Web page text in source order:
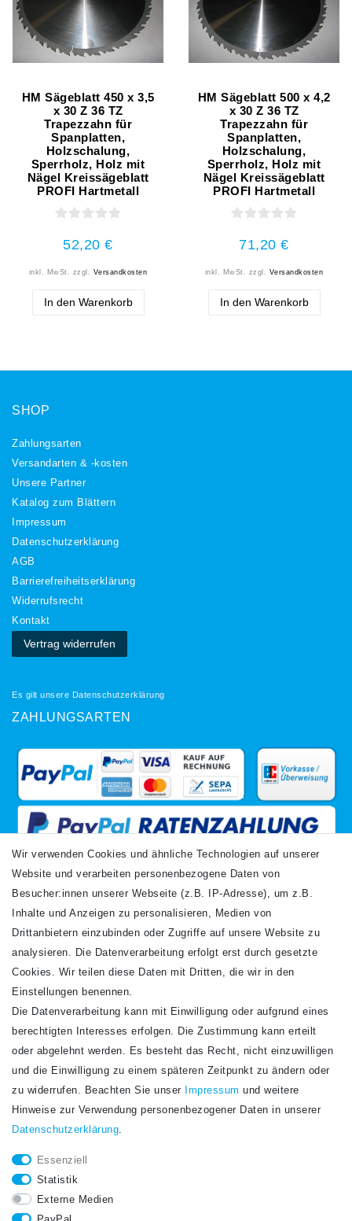
HM Sägeblatt 450 x 3,5
x 30 Z 36 TZ
Trapezzahn für
Spanplatten,
Holzschalung,
Sperrholz, Holz mit
Nägel Kreissägeblatt
PROFI Hartmetall
52,20 €
inkl. MwSt. zzgl. Versandkosten
In den Warenkorb
HM Sägeblatt 500 x 4,2
x 30 Z 36 TZ
Trapezzahn für
Spanplatten,
Holzschalung,
Sperrholz, Holz mit
Nägel Kreissägeblatt
PROFI Hartmetall
71,20 €
inkl. MwSt. zzgl. Versandkosten
In den Warenkorb
SHOP
Zahlungsarten
Versandarten & -kosten
Unsere Partner
Katalog zum Blättern
Impressum
Daten­schutz­erklärung
AGB
Barrierefreiheitserklärung
Widerrufs­recht
Kontakt
Vertrag widerrufen
Es gilt unsere Datenschutzerklärung
ZAHLUNGSARTEN
VERSANDARTEN
Newsletter
Honig
Hiermit bestätige ich, dass ich dieDaten­schutz­erklärunggelesen habe. Meine
STAY CONNECTED.
Wir verwenden Cookies und ähnliche Technologien auf unserer
Website und verarbeiten personenbezogene Daten von
Besucher:innen unserer Webseite (z.B. IP-Adresse), um z.B.
Inhalte und Anzeigen zu personalisieren, Medien von
Drittanbietern einzubinden oder Zugriffe auf unsere Website zu
analysieren. Die Datenverarbeitung erfolgt erst durch gesetzte
Cookies. Wir teilen diese Daten mit Dritten, die wir in den
Einstellungen benennen.
Die Datenverarbeitung kann mit Einwilligung oder aufgrund eines
berechtigten Interesses erfolgen. Die Zustimmung kann erteilt
oder abgelehnt werden. Es besteht das Recht, nicht einzuwilligen
und die Einwilligung zu einem späteren Zeitpunkt zu ändern oder
zu widerrufen. Beachten Sie unser
Impressum und weitere
Hinweise zur Verwendung personenbezogener Daten in unserer
Daten­schutz­erklärung.
Essenziell
Statistik
Externe Medien